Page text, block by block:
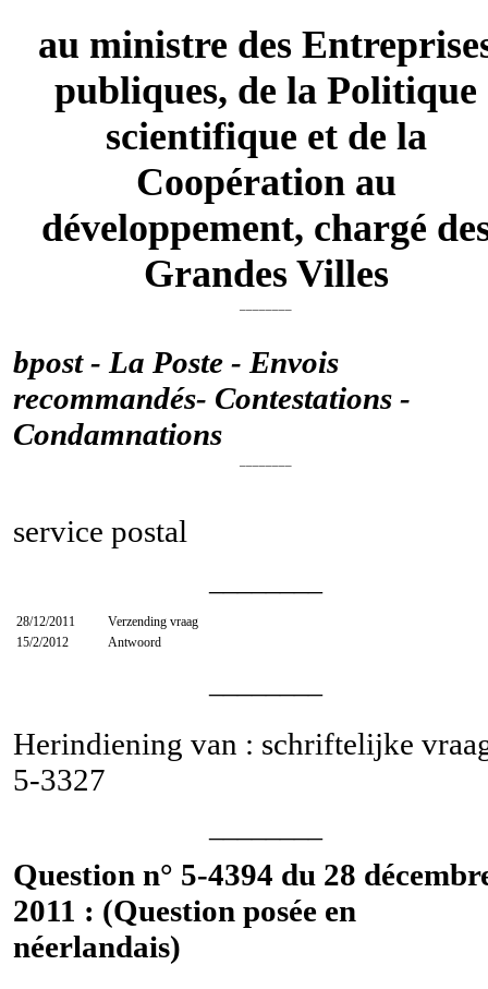
au ministre des
publiques, de la Politique
scientifique et de la
Coopération au
développement, chargé
Grandes Villes
bpost - La Poste - Envois
recommandés- Contestations -
Condamnations
service postal
28/12/2011
Verzending vraag
15/2/2012
Antwoord
Herindiening van : schriftelijke
5-3327
Question n° 5-4394 du 28
2011 : (Question posée en
néerlandais)